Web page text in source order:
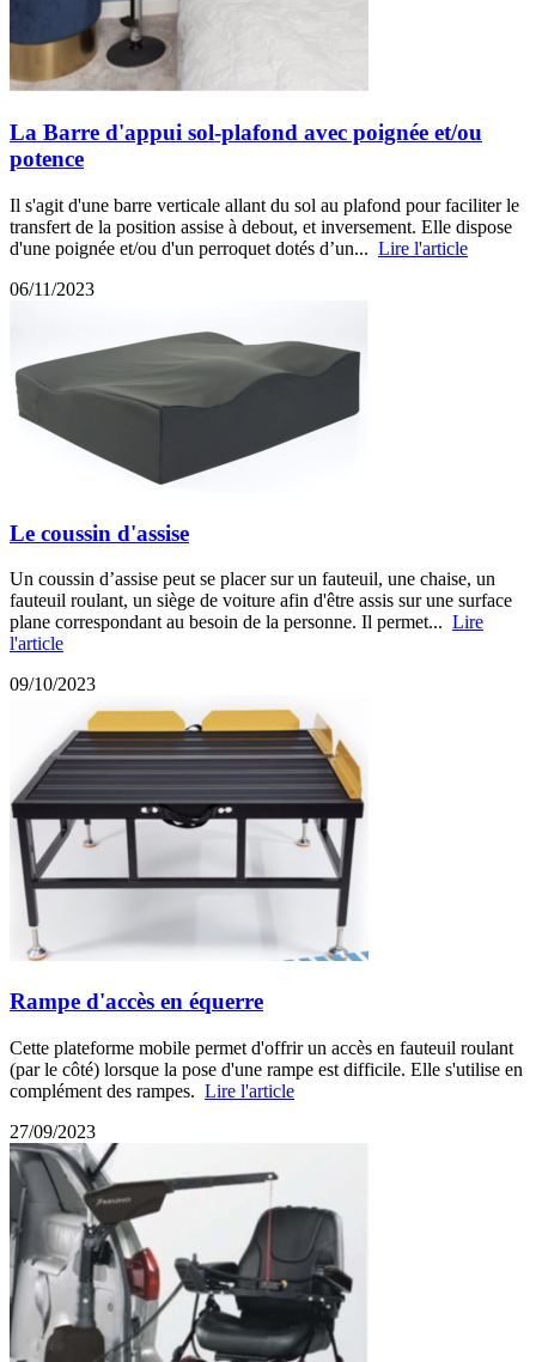
La Barre d'appui sol-plafond avec poignée et/ou
potence
Il s'agit d'une barre verticale allant du sol au plafond pour faciliter le
transfert de la position assise à debout, et inversement. Elle dispose
d'une poignée et/ou d'un perroquet dotés d’un... Lire l'article
06/11/2023
Le coussin d'assise
Un coussin d’assise peut se placer sur un fauteuil, une chaise, un
fauteuil roulant, un siège de voiture afin d'être assis sur une surface
plane correspondant au besoin de la personne. Il permet... Lire
l'article
09/10/2023
Rampe d'accès en équerre
Cette plateforme mobile permet d'offrir un accès en fauteuil roulant
(par le côté) lorsque la pose d'une rampe est difficile. Elle s'utilise en
complément des rampes. Lire l'article
27/09/2023